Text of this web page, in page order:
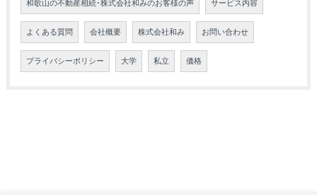
和歌山の不動産相続･株式会社和みのお客様の声 サービス内容
よくある質問 会社概要 株式会社和み お問い合わせ
プライバシーポリシー 大学 私立 価格